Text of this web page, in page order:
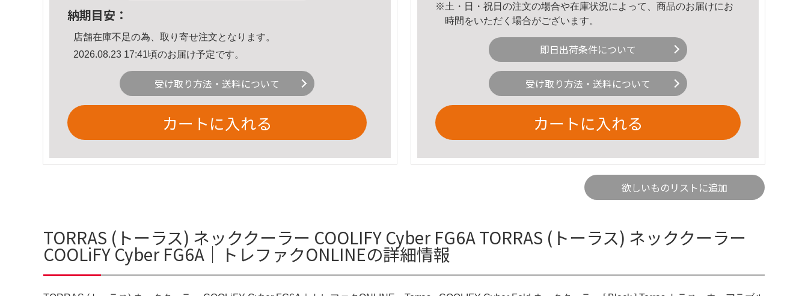
納期目安：
店舗在庫不足の為、取り寄せ注文となります。
2026.08.23 17:41頃のお届け予定です。
受け取り方法・送料について
カートに入れる
※土・日・祝日の注文の場合や在庫状況によって、商品のお届けにお
時間をいただく場合がございます。
即日出荷条件について
受け取り方法・送料について
カートに入れる
欲しいものリストに追加
TORRAS (トーラス) ネッククーラー COOLIFY Cyber FG6A TORRAS (トーラス) ネッククーラー
COOLiFY Cyber FG6A｜トレファクONLINEの詳細情報